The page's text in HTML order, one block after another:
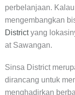
perbelanjaan.
mengembangkan
Districtyang
at Sawangan.
Sinsa District
dirancang untuk
menghadirkan